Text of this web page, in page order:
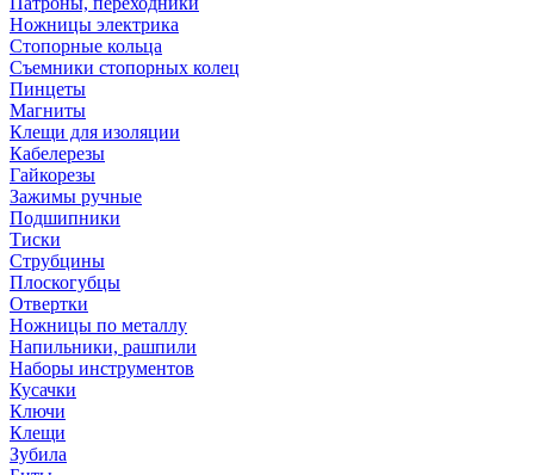
Ножницы электрика
Стопорные кольца
Съемники стопорных колец
Пинцеты
Магниты
Клещи для изоляции
Кабелерезы
Гайкорезы
Зажимы ручные
Подшипники
Тиски
Струбцины
Плоскогубцы
Отвертки
Ножницы по металлу
Напильники, рашпили
Наборы инструментов
Кусачки
Ключи
Клещи
Зубила